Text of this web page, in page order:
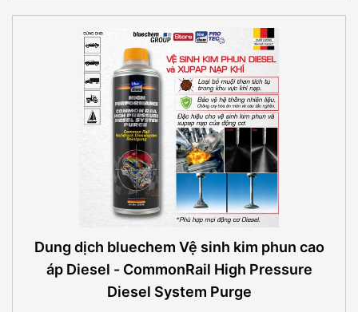
Dung dịch bluechem Vệ sinh kim phun cao
áp Diesel - CommonRail High Pressure
Diesel System Purge